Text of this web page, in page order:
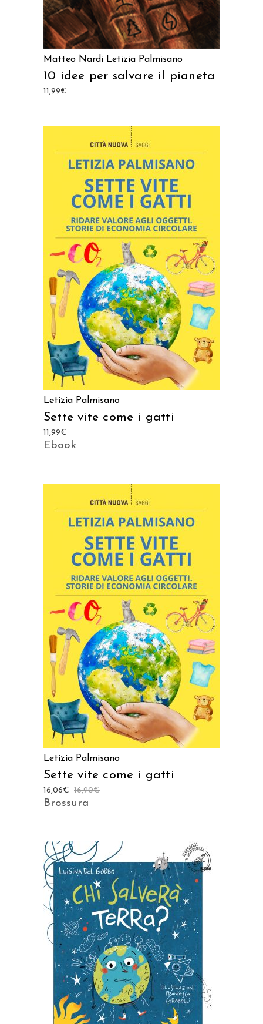
Matteo Nardi Letizia Palmisano
10 idee per salvare il pianeta
11,99€
AGGIUNGI AL CARRELLO
Letizia Palmisano
Sette vite come i gatti
11,99€
Ebook
AGGIUNGI AL CARRELLO
Letizia Palmisano
Sette vite come i gatti
16,90€
16,06€
Brossura
AGGIUNGI AL CARRELLO